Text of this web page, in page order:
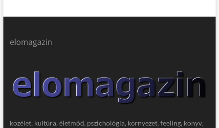
elomagazin
közélet, kultúra, életmód, pszichológia, környezet, feeling, könyv,